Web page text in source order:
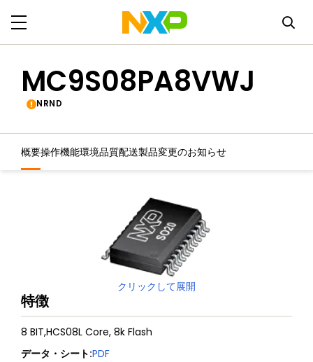
MC9S08PA8VWJ
NRND
概要操作機能環境品質配送製品変更のお知らせ
クリックして展開
特徴
8 BIT,HCS08L Core, 8k Flash
データ・シート:PDF